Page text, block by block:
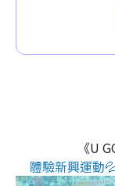
《U
體驗新興運動